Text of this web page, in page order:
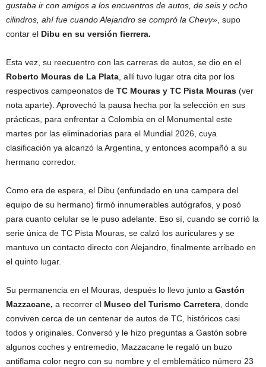
gustaba ir con amigos a los encuentros de autos, de seis y ocho
cilindros, ahí fue cuando Alejandro se compró la Chevy» , supo
contar el Dibu en su versión fierrera.
Esta vez, su reecuentro con las carreras de autos, se dio en el
Roberto Mouras de La Plata , allí tuvo lugar otra cita por los
respectivos campeonatos de TC Mouras y TC Pista Mouras (ver
nota aparte). Aprovechó la pausa hecha por la selección en sus
prácticas, para enfrentar a Colombia en el Monumental este
martes por las eliminadorias para el Mundial 2026, cuya
clasificación ya alcanzó la Argentina, y entonces acompañó a su
hermano corredor.
Como era de espera, el Dibu (enfundado en una campera del
equipo de su hermano) firmó innumerables autógrafos, y posó
para cuanto celular se le puso adelante. Eso sí, cuando se corrió la
serie única de TC Pista Mouras, se calzó los auriculares y se
mantuvo un contacto directo con Alejandro, finalmente arribado en
el quinto lugar.
Su permanencia en el Mouras, después lo llevo junto a Gastón
Mazzacane, a recorrer el Museo del Turismo Carretera , donde
conviven cerca de un centenar de autos de TC, históricos casi
todos y originales. Conversó y le hizo preguntas a Gastón sobre
algunos coches y entremedio, Mazzacane le regaló un buzo
antiflama color negro con su nombre y el emblemático número 23